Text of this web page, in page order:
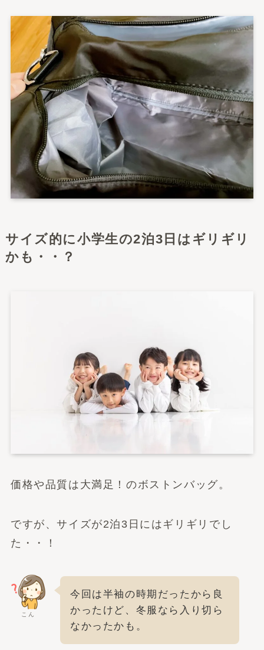
サイズ的に小学生の2泊3日はギリギリ
かも・・？
価格や品質は大満足！のボストンバッグ。
ですが、サイズが2泊3日にはギリギリでし
た・・！
こん
今回は半袖の時期だったから良
かったけど、冬服なら入り切ら
なかったかも。